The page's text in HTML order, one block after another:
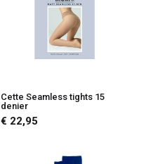
Cette Seamless tights 15
denier
€ 22,95